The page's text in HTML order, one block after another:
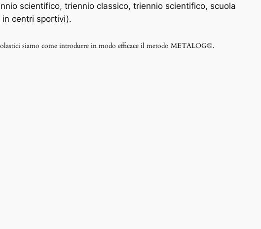
scientifico, triennio classico, triennio scientifico, scuola
centri sportivi).
siamo come introdurre in modo efficace il metodo METALOG®.